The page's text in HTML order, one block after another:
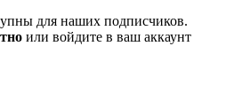
для наших подписчиков.
или войдите в ваш аккаунт